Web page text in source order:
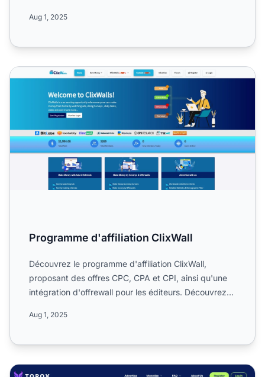
Aug 1, 2025
Programme d'affiliation ClixWall
Programme d'affiliation ClixWall
Découvrez le programme d'affiliation ClixWall,
proposant des offres CPC, CPA et CPI, ainsi qu'une
intégration d'offrewall pour les éditeurs. Découvrez
Aug 1, 2025
Programme d'affiliation OfferToro